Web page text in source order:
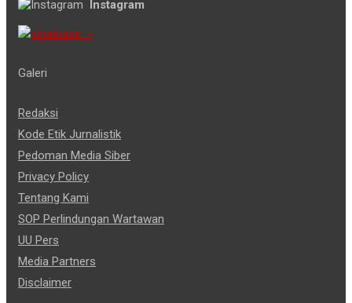
Instagram
-
Galeri
Redaksi
Kode Etik Jurnalistik
Pedoman Media Siber
Privacy Policy
Tentang Kami
SOP Perlindungan Wartawan
UU Pers
Media Partners
Disclaimer